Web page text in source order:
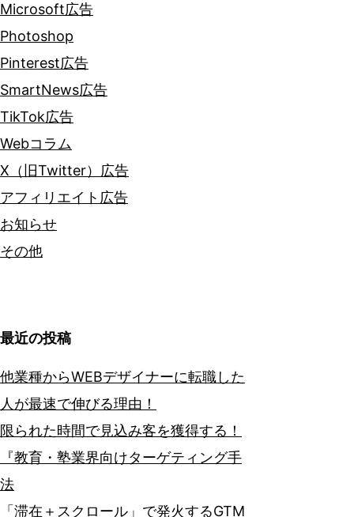
Microsoft広告
Photoshop
Pinterest広告
SmartNews広告
TikTok広告
Webコラム
X（旧Twitter）広告
アフィリエイト広告
お知らせ
その他
最近の投稿
他業種からWEBデザイナーに転職した
人が最速で伸びる理由！
限られた時間で見込み客を獲得する！
『教育・塾業界向けターゲティング手
法
「滞在＋スクロール」で発火するGTM